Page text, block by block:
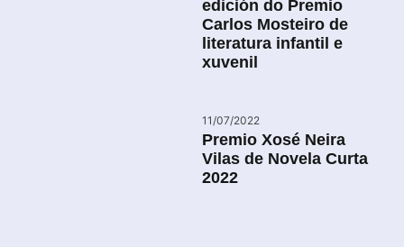
edición do Premio
Carlos Mosteiro de
literatura infantil e
xuvenil
11/07/2022
Premio Xosé Neira
Vilas de Novela Curta
2022